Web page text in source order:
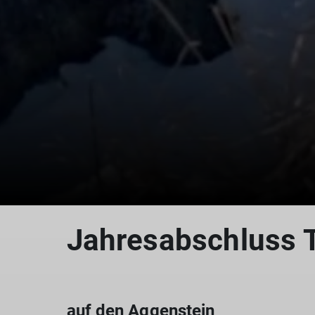
Jahresabschluss
auf den Aggenstein